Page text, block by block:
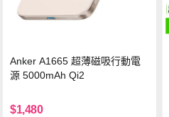
Anker A1665 超薄磁吸行動電
源 5000mAh Qi2
$1,480